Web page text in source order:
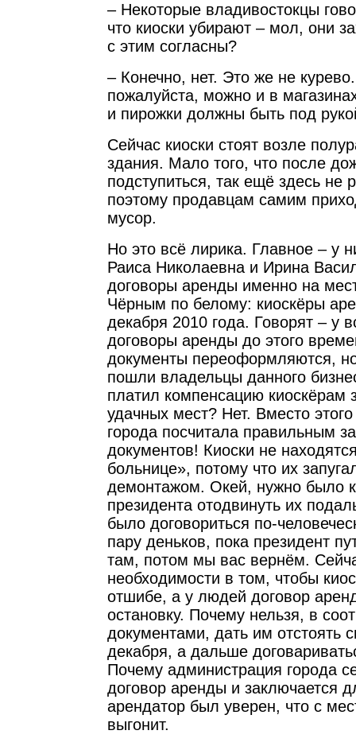
– Некоторые владивостокцы
что киоски убирают – мол, они
с этим согласны?
– Конечно, нет. Это же не
пожалуйста, можно и в
и пирожки должны быть под
Сейчас киоски стоят возле
здания. Мало того, что после
подступиться, так ещё здесь не
поэтому продавцам самим
мусор.
Но это всё лирика. Главное – у
Раиса Николаевна и Ирина
договоры аренды именно на
Чёрным по белому: киоскёры
декабря 2010 года. Говорят – у
договоры аренды до этого
документы переоформляются,
пошли владельцы данного
платил компенсацию киоскёрам
удачных мест? Нет. Вместо
города посчитала правильным
документов! Киоски не
больнице», потому что их
демонтажом. Окей, нужно было
президента отодвинуть их
было договориться по-
пару деньков, пока президент
там, потом мы вас вернём.
необходимости в том, чтобы
отшибе, а у людей договор
остановку. Почему нельзя, в
документами, дать им отстоять
декабря, а дальше
Почему администрация города
договор аренды и заключается
арендатор был уверен, что с
выгонит.